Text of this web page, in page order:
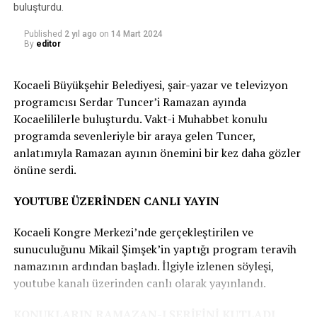
DON'T MISS
başladıhaberi
görür ve ormana ağaçları kesmek için yola çıkar. Hacivat
olmak ister, fakat; engel olamaz. Hacivat; mahalle esnafı
ağaçların canlıların yaşamındaki önemini kavrar.
HAYAL TIRI PROGRAMI
15 Mart 13.00 İzmit Akmeşe İlkokulu Okul Müdürü, 21
Mart 13.00 İzmit Solaklar İlkokulu, 22 Mart 13.00 İzmit
Fahrettin Paşa Ortaokulu Alt Caddesi, 28 Mart 13.00
İlkokulu, 2 Nisan 13.00 Kandıra Akçaova İlkokulu, 3
Nisan 13.00 Kandıra Anadolu Kalkınma Vakfı Bağırganlı
İlkokulu, 4 Nisan 13.00 Kandıra Kefken Şehit Oğuz Kır
İlkokulu, 5 Nisan 13.00 Kandıra Kocakaymaz Yunus
buluşturdu.
Published 2 yıl ago on 14 Mart 2024
By editor
Kocaeli Büyükşehir Belediyesi, şair-yazar ve televizyon
programcısı Serdar Tuncer’i Ramazan ayında
Kocaelililerle buluşturdu. Vakt-i Muhabbet konulu
programda sevenleriyle bir araya gelen Tuncer,
anlatımıyla Ramazan ayının önemini bir kez daha gözler
önüne serdi.
YOUTUBE ÜZERİNDEN CANLI YAYIN
Kocaeli Kongre Merkezi’nde gerçekleştirilen ve
sunuculuğunu Mikail Şimşek’in yaptığı program teravih
namazının ardından başladı. İlgiyle izlenen söyleşi,
youtube kanalı üzerinden canlı olarak yayınlandı.